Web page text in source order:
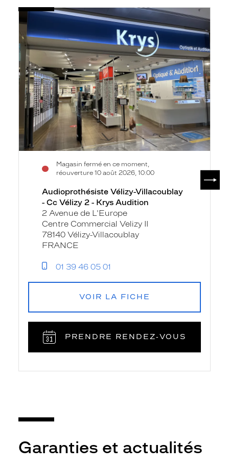
Audioprothésiste
Vélizy-
Villacoublay
-
Cc
Vélizy
2
Krys
Audition
Magasin fermé en ce moment,
réouverture 10 août 2026, 10:00
Voir
la
fiche
Audioprothésiste Vélizy-Villacoublay
- Cc Vélizy 2 - Krys Audition
2 Avenue de L'Europe
Centre Commercial Velizy II
78140 Vélizy-Villacoublay
FRANCE
01 39 46 05 01
VOIR LA FICHE
PRENDRE RENDEZ‑VOUS
Garanties et actualités